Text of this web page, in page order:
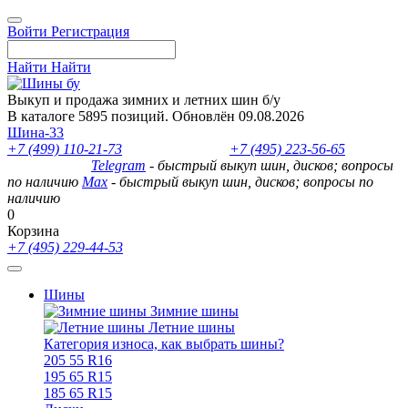
Войти Регистрация
Найти Найти
Выкуп и продажа зимних и летних шин б/у
В каталоге 5895 позиций. Обновлён 09.08.2026
Шина-33
+7 (499) 110-21-73
+7 (495) 223-56-65
Telegram - быстрый выкуп шин, дисков; вопросы
по наличию Max - быстрый выкуп шин, дисков; вопросы по
наличию
0
Корзина
+7 (495) 229-44-53
Шины
Зимние шины
Летние шины
Категория износа, как выбрать шины?
205 55 R16
195 65 R15
185 65 R15